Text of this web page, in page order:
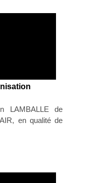
LAMBALLE de
en qualité de